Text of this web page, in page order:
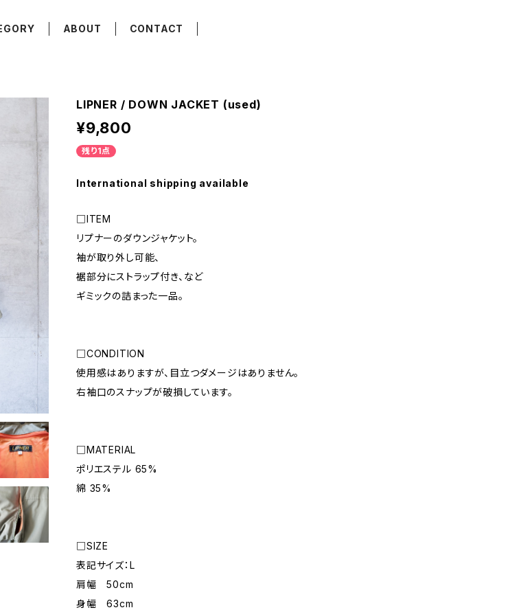
ABOUT CONTACT
LIPNER / DOWN JACKET (used)
¥9,800
残り1点
International shipping available
□ITEM
リプナーのダウンジャケット。
袖が取り外し可能、
裾部分にストラップ付き、など
ギミックの詰まった一品。
□CONDITION
使用感はありますが、目立つダメージはありません。
右袖口のスナップが破損しています。
□MATERIAL
ポリエステル 65%
綿 35%
□SIZE
表記サイズ：L
肩幅 50cm
身幅 63cm